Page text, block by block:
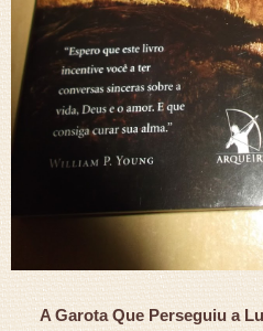
A Garota Que Perseguiu a